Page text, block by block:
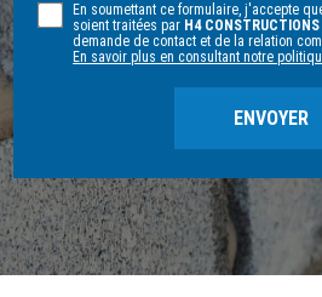
En soumettant ce formulaire, j'accepte
soient traitées par H4 CONSTRUCTIONS
demande de contact et de la relation
En savoir plus en consultant notre